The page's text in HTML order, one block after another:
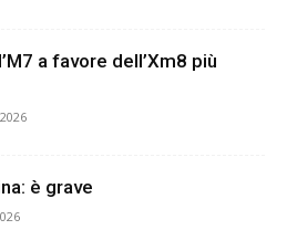
a favore dell’Xm8 più
è grave